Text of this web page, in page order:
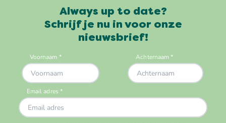
Always up to date?
Schrijf je nu in voor onze
nieuwsbrief!